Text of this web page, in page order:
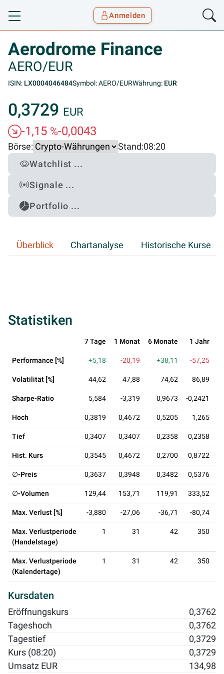
Toggle navigation
Anmelden
Aerodrome Finance
AERO/EUR
ISIN: LX0004046484Symbol: AERO/EURWährung: EUR
0,3729 EUR
-1,15 %-0,0043
Börse: Stand:08:20
Watchlist ...
Signale ...
Portfolio ...
Überblick Chartanalyse Historische Kurse
Statistiken
7 Tage 1 Monat 6 Monate 1 Jahr
Performance [%] +5,18 -20,19 +38,11 -57,25
Volatilität [%] 44,62 47,88 74,62 86,89
Sharpe-Ratio 5,584 -3,319 0,9673 -0,2421
Hoch 0,3819 0,4672 0,5205 1,265
Tief 0,3407 0,3407 0,2358 0,2358
Hist. Kurs 0,3545 0,4672 0,2700 0,8722
∅-Preis 0,3637 0,3948 0,3482 0,5376
∅-Volumen 129,44 153,71 119,91 333,52
Max. Verlust [%] -3,880 -27,06 -36,71 -80,74
Max. Verlustperiode
(Handelstage)
1 31 42 350
Max. Verlustperiode
(Kalendertage)
1 31 42 350
Kursdaten
Eröffnungskurs
0,3762
Tageshoch
0,3762
Tagestief
0,3729
Kurs (08:20)
0,3729
Umsatz EUR
134,98